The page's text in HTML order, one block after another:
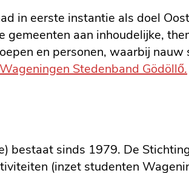
in eerste instantie als doel
aan inhoudelijke,
en personen, waarbij
Stedenband Gödöllő.
bestaat sinds 1979. De
(inzet studenten